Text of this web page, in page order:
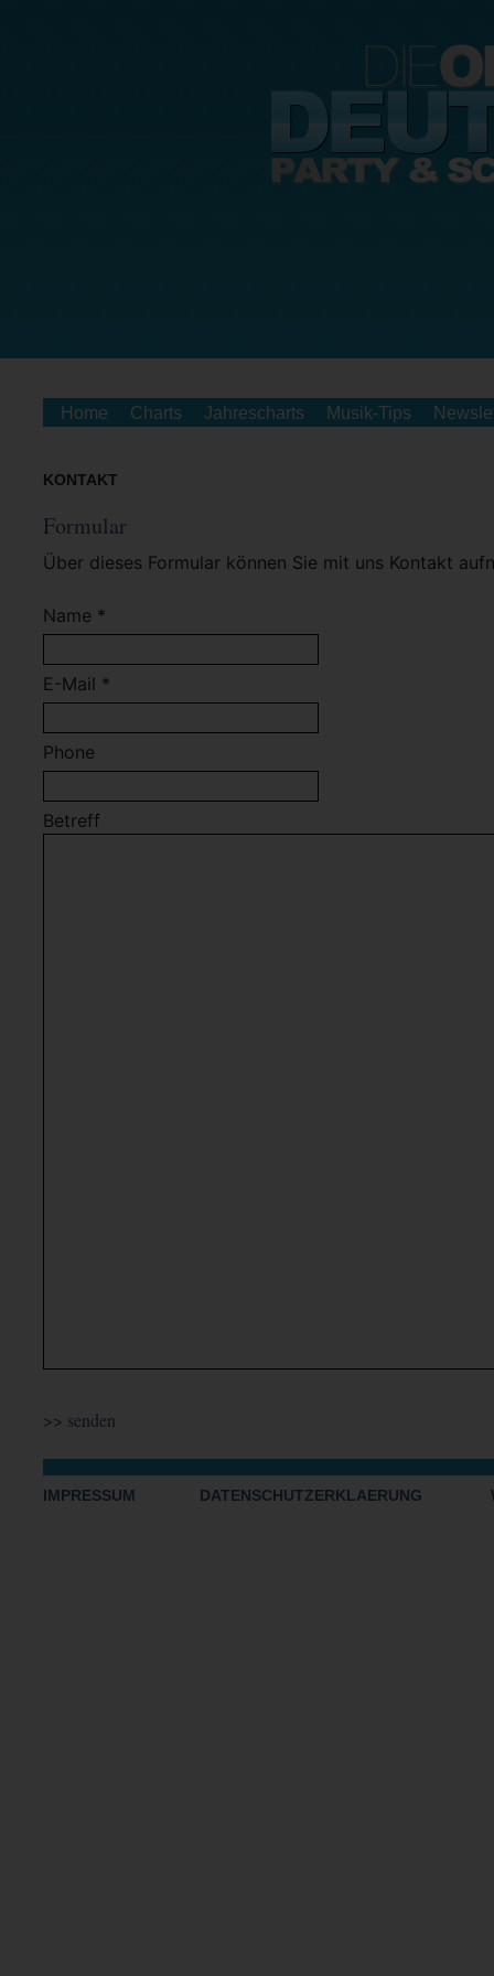
Home Charts Jahrescharts Musik-Tips
KONTAKT
Formular
Über dieses Formular können Sie mit uns Kontakt
Name *
E-Mail *
Phone
Betreff
IMPRESSUM DATENSCHUTZERKLAERUNG